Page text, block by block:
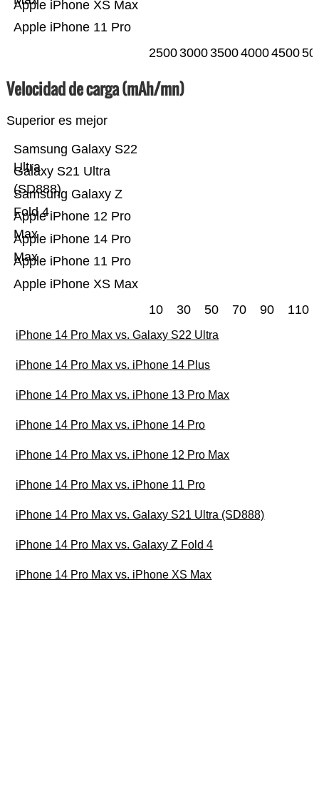
Apple iPhone 11 Pro
Apple iPhone XS Max
25003000350040004500
Velocidad de carga (mAh/mn)
Superior es mejor
Apple iPhone XS Max
Apple iPhone 11 Pro
Apple iPhone 14 Pro
Max
Apple iPhone 12 Pro
Max
Samsung Galaxy Z
Fold 4
Galaxy S21 Ultra
(SD888)
Samsung Galaxy S22
Ultra
10 30 50 70 90 110
iPhone 14 Pro Max vs. Galaxy S22 Ultra
iPhone 14 Pro Max vs. iPhone 14 Plus
iPhone 14 Pro Max vs. iPhone 13 Pro Max
iPhone 14 Pro Max vs. iPhone 14 Pro
iPhone 14 Pro Max vs. iPhone 12 Pro Max
iPhone 14 Pro Max vs. iPhone 11 Pro
iPhone 14 Pro Max vs. Galaxy S21 Ultra (SD888)
iPhone 14 Pro Max vs. Galaxy Z Fold 4
iPhone 14 Pro Max vs. iPhone XS Max